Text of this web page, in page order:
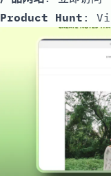
Product Hunt :